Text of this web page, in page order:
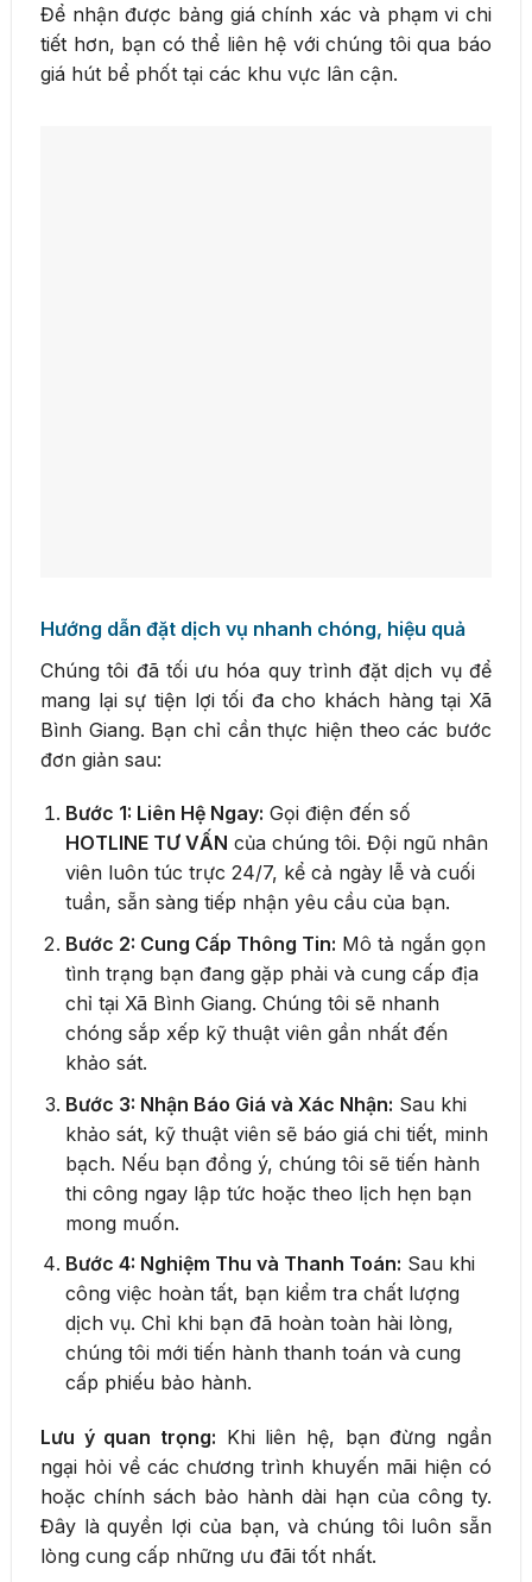
Để nhận được bảng giá chính xác và phạm vi chi
tiết hơn, bạn có thể liên hệ với chúng tôi qua báo
giá hút bể phốt tại các khu vực lân cận.
Hướng dẫn đặt dịch vụ nhanh chóng, hiệu quả
Chúng tôi đã tối ưu hóa quy trình đặt dịch vụ để
mang lại sự tiện lợi tối đa cho khách hàng tại Xã
Bình Giang. Bạn chỉ cần thực hiện theo các bước
đơn giản sau:
Bước 1: Liên Hệ Ngay: Gọi điện đến số
HOTLINE TƯ VẤN của chúng tôi. Đội ngũ nhân
viên luôn túc trực 24/7, kể cả ngày lễ và cuối
tuần, sẵn sàng tiếp nhận yêu cầu của bạn.
Bước 2: Cung Cấp Thông Tin: Mô tả ngắn gọn
tình trạng bạn đang gặp phải và cung cấp địa
chỉ tại Xã Bình Giang. Chúng tôi sẽ nhanh
chóng sắp xếp kỹ thuật viên gần nhất đến
khảo sát.
Bước 3: Nhận Báo Giá và Xác Nhận: Sau khi
khảo sát, kỹ thuật viên sẽ báo giá chi tiết, minh
bạch. Nếu bạn đồng ý, chúng tôi sẽ tiến hành
thi công ngay lập tức hoặc theo lịch hẹn bạn
mong muốn.
Bước 4: Nghiệm Thu và Thanh Toán: Sau khi
công việc hoàn tất, bạn kiểm tra chất lượng
dịch vụ. Chỉ khi bạn đã hoàn toàn hài lòng,
chúng tôi mới tiến hành thanh toán và cung
cấp phiếu bảo hành.
Lưu ý quan trọng: Khi liên hệ, bạn đừng ngần
ngại hỏi về các chương trình khuyến mãi hiện có
hoặc chính sách bảo hành dài hạn của công ty.
Đây là quyền lợi của bạn, và chúng tôi luôn sẵn
lòng cung cấp những ưu đãi tốt nhất.